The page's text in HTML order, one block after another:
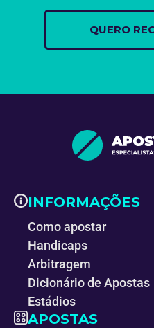
INFORMAÇÕES
Como apostar
Handicaps
Arbitragem
Dicionário de Apostas
Estádios
APOSTAS